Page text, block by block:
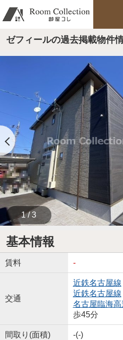
ゼフィールの過去掲載物件
1 / 3
基本情報
賃料 -
交通
近鉄名古屋線
近鉄名古屋線
名古屋臨海
歩45分
間取り(面積) -(-)